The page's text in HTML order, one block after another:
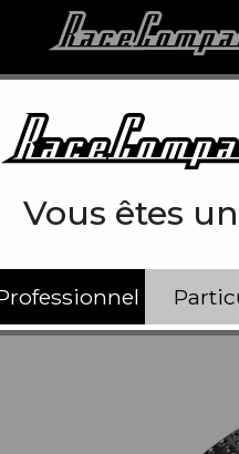
À
COMPTE PRO
Vous êtes